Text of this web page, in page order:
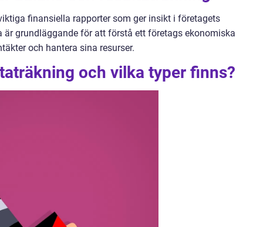
finansiella rapporter som ger insikt i företagets
är grundläggande för att förstå ett företags ekonomiska
och hantera sina resurser.
och vilka typer finns?